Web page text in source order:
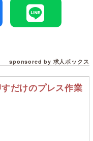
sponsored by 求人ボックス
だけのプレス作業